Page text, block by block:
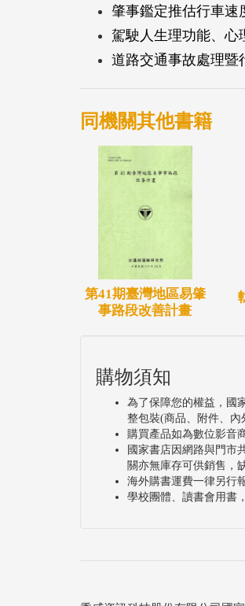
肇事鑑定推估行車速
駕駛人生理功能、心
道路交通事故處理暨
同機關其他書籍
第41期臺灣地區易肇
事路段改善計畫
購物須知
為了保障您的權益，國
整包裝(商品、附件、內
購買產品如為數位影音
國家書店因網路與門市
關亦無庫存可供銷售，
海外購書運費一律另行
學校團體、讀書會用書